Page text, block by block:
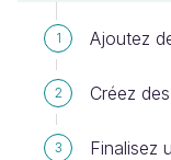
1 Ajoutez
2 Créez
3
Finalisez